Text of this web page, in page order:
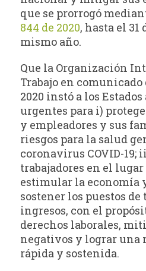
que se prorrogó
844 de 2020, hasta el 31
mismo año.
Que la Organización
Trabajo en comunicado
2020 instó a los
urgentes para i)
y empleadores y sus
riesgos para la salud
coronavirus COVID-19;
trabajadores en el
estimular la economía
sostener los puestos de
ingresos, con el
derechos laborales,
negativos y lograr una
rápida y sostenida.